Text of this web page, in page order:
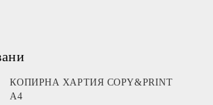
КОПИРНА ХАРТИЯ COPY&PRINT
A4